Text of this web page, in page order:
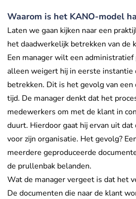
Waarom is het KANO-model
Laten we gaan kijken naar een
het daadwerkelijk betrekken van de
Een manager wilt een
alleen weigert hij in eerste instantie
betrekken. Dit is het gevolg van een
tijd. De manager denkt dat het
medewerkers om met de klant in
duurt. Hierdoor gaat hij ervan uit dat
voor zijn organisatie. Het gevolg?
meerdere geproduceerde
de prullenbak belanden.
Wat de manager vergeet is dat het
De documenten die naar de klant